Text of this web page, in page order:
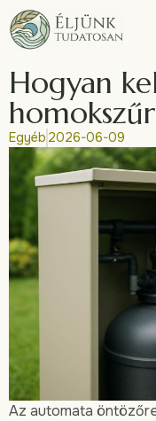
Hogyan
Egyéb 2026-06-09
Az automata